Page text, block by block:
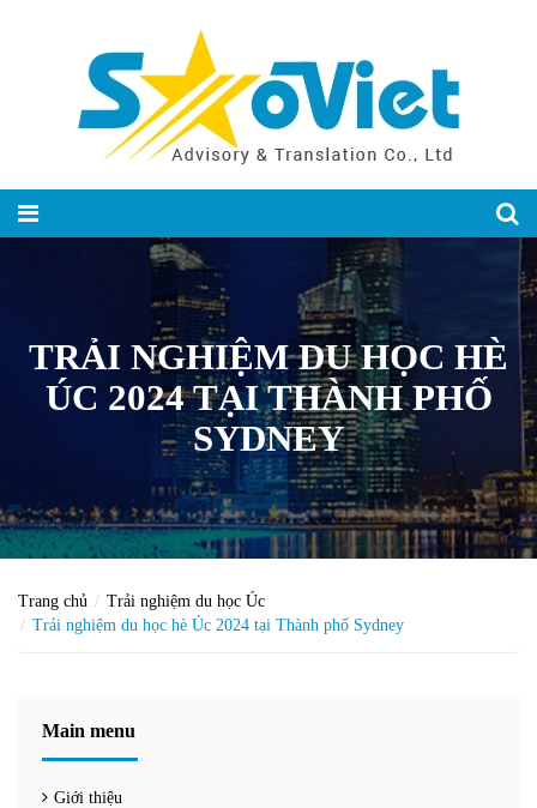
TRẢI NGHIỆM DU HỌC HÈ
ÚC 2024 TẠI THÀNH PHỐ
SYDNEY
Trang chủ
Trải nghiệm du học Úc
Trải nghiệm du học hè Úc 2024 tại Thành phố Sydney
Main menu
Giới thiệu